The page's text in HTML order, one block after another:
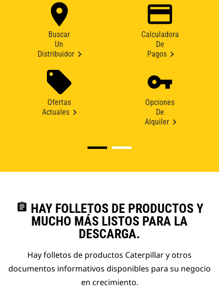
Buscar
Un
Distribuidor
Calculadora
De
Pagos
Ofertas
Actuales
Opciones
De
Alquiler
assignment HAY FOLLETOS DE PRODUCTOS Y
MUCHO MÁS LISTOS PARA LA
DESCARGA.
Hay folletos de productos Caterpillar y otros
documentos informativos disponibles para su negocio
en crecimiento.